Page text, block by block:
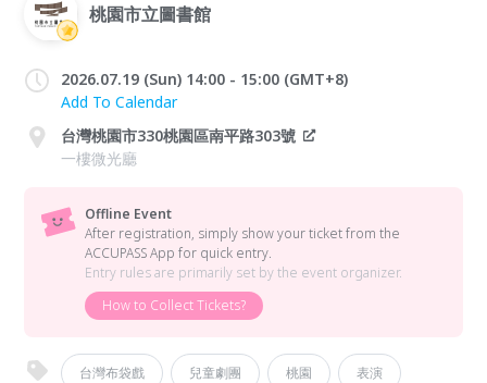
桃園市立圖書館
2026.07.19 (Sun) 14:00 - 15:00 (GMT+8)
Add To Calendar
台灣桃園市330桃園區南平路303號
一樓微光廳
Offline Event
After registration, simply show your ticket from the
ACCUPASS App for quick entry.
Entry rules are primarily set by the event organizer.
How to Collect Tickets?
台灣布袋戲 兒童劇團 桃園 表演